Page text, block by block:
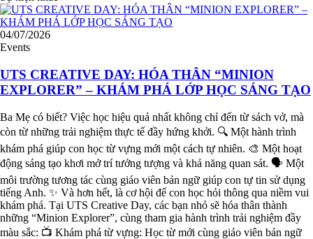
04/07/2026
Events
UTS CREATIVE DAY: HÓA THÂN “MINION
EXPLORER” – KHÁM PHÁ LỚP HỌC SÁNG TẠO
Ba Mẹ có biết? Việc học hiệu quả nhất không chỉ đến từ sách vở, mà
còn từ những trải nghiệm thực tế đầy hứng khởi. 🔍 Một hành trình
khám phá giúp con học từ vựng mới một cách tự nhiên. 🎨 Một hoạt
động sáng tạo khơi mở trí tưởng tượng và khả năng quan sát. 🗣️ Một
môi trường tương tác cùng giáo viên bản ngữ giúp con tự tin sử dụng
tiếng Anh. ✨ Và hơn hết, là cơ hội để con học hỏi thông qua niềm vui
khám phá. Tại UTS Creative Day, các bạn nhỏ sẽ hóa thân thành
những “Minion Explorer”, cùng tham gia hành trình trải nghiệm đầy
màu sắc: 📺 Khám phá từ vựng: Học từ mới cùng giáo viên bản ngữ